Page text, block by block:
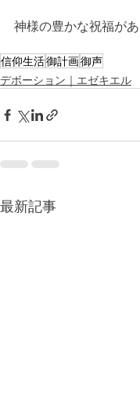
神様の豊かな祝福が
信仰生活御計画御声
デボーション｜エゼキエル
最新記事